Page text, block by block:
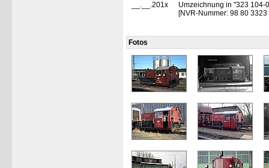
__.__.201x
Umzeichnung in "323 104-
[NVR-Nummer: 98 80
Fotos